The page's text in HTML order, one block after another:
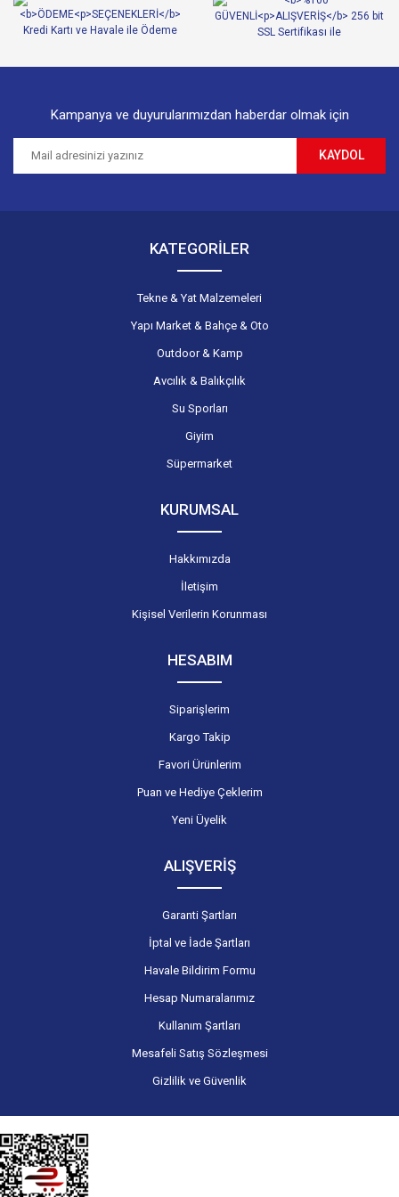
Ürün fiyatı diğer sitelerden daha pahalı.
Gönder
Kampanya ve duyurularımızdan haberdar olmak için
KAYDOL
KATEGORİLER
Tekne & Yat Malzemeleri
Yapı Market & Bahçe & Oto
Outdoor & Kamp
Avcılık & Balıkçılık
Su Sporları
Giyim
Süpermarket
KURUMSAL
Hakkımızda
İletişim
Kişisel Verilerin Korunması
HESABIM
Siparişlerim
Kargo Takip
Favori Ürünlerim
Puan ve Hediye Çeklerim
Yeni Üyelik
ALIŞVERİŞ
Garanti Şartları
İptal ve İade Şartları
Havale Bildirim Formu
Hesap Numaralarımız
Kullanım Şartları
Mesafeli Satış Sözleşmesi
Gizlilik ve Güvenlik